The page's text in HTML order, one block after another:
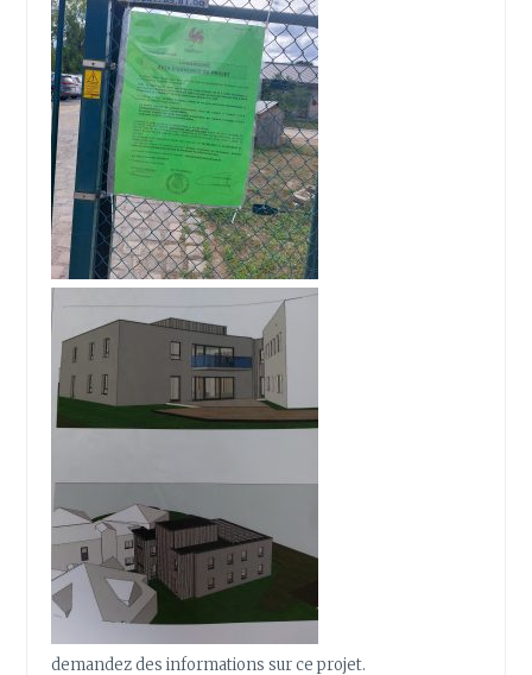
demandez des informations sur ce projet.